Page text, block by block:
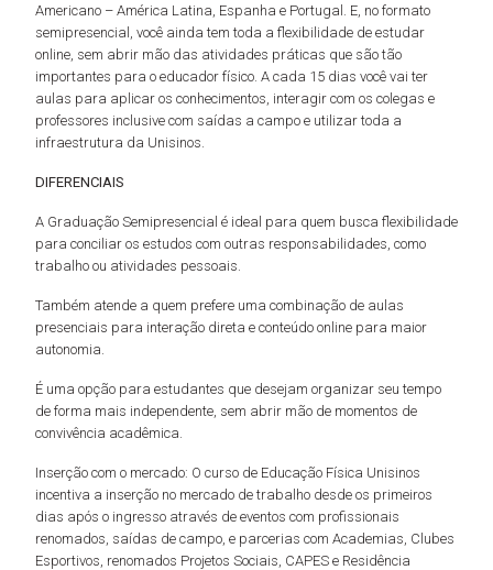
Americano – América Latina, Espanha e Portugal. E, no formato
semipresencial, você ainda tem toda a flexibilidade de estudar
online, sem abrir mão das atividades práticas que são tão
importantes para o educador físico. A cada 15 dias você vai ter
aulas para aplicar os conhecimentos, interagir com os colegas e
professores inclusive com saídas a campo e utilizar toda a
infraestrutura da Unisinos.
DIFERENCIAIS
A Graduação Semipresencial é ideal para quem busca flexibilidade
para conciliar os estudos com outras responsabilidades, como
trabalho ou atividades pessoais.
Também atende a quem prefere uma combinação de aulas
presenciais para interação direta e conteúdo online para maior
autonomia.
É uma opção para estudantes que desejam organizar seu tempo
de forma mais independente, sem abrir mão de momentos de
convivência acadêmica.
Inserção com o mercado: O curso de Educação Física Unisinos
incentiva a inserção no mercado de trabalho desde os primeiros
dias após o ingresso através de eventos com profissionais
renomados, saídas de campo, e parcerias com Academias, Clubes
Esportivos, renomados Projetos Sociais, CAPES e Residência